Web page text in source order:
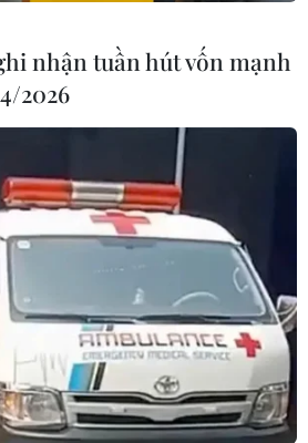
nhận tuần hút vốn mạnh
2026